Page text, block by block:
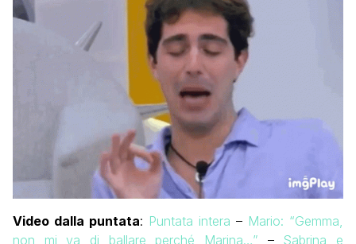
Video dalla puntata: Puntata intera – Mario: “Gemma,
non mi va di ballare perché Marina…” – Sabrina e